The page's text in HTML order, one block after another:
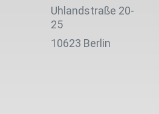
Uhlandstraße 20-
25
10623 Berlin